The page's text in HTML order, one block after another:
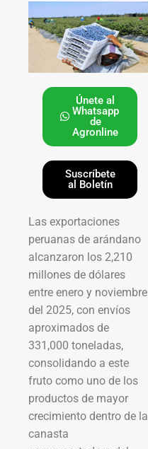
Únete al
Whatsapp
de
Agronline
Suscríbete
al Boletín
Las exportaciones
peruanas de arándano
alcanzaron los 2,210
millones de dólares
entre enero y noviembre
del 2025, con envíos
aproximados de
331,000 toneladas,
consolidando a este
fruto como uno de los
productos de mayor
crecimiento dentro de la
canasta